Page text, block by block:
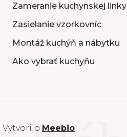
Zameranie kuchynskej linky
Zasielanie vzorkovníc
Montáž kuchýň a nábytku
Ako vybrať kuchyňu
| Vytvorilo Meebio